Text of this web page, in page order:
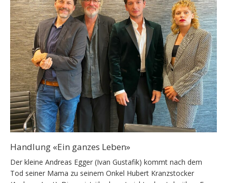
Handlung «Ein ganzes Leben»
Der kleine Andreas Egger (Ivan Gustafik) kommt nach dem
Tod seiner Mama zu seinem Onkel Hubert Kranzstocker